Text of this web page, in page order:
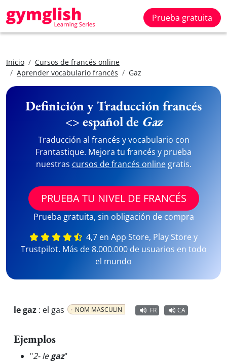
Prueba gratuita
Inicio
Cursos de francés online
Aprender vocabulario francés
Gaz
Definición y Traducción francés
<> español de Gaz
Traducción al francés y vocabulario con
Frantastique. Mejora tu francés y prueba
nuestras cursos de francés onlinegratis.
PRUEBA TU NIVEL DE FRANCÉS
Prueba gratuita, sin obligación de compra
4,7 en App Store, Play Store y
Trustpilot. Más de 8.000.000 de usuarios en todo
el mundo
le gaz : el gas NOM MASCULIN FR CA
Ejemplos
"2- legaz"